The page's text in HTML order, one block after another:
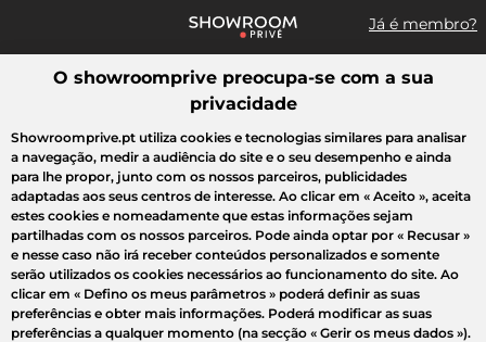
Já é membro?
Pesquisar uma marca, um artigo, uma venda...
Todas as vendas Moda Desporto Casa Criança Beleza
O showroomprive preocupa-se com a sua
privacidade
Showroomprive.pt utiliza cookies e tecnologias similares para analisar
a navegação, medir a audiência do site e o seu desempenho e ainda
para lhe propor, junto com os nossos parceiros, publicidades
adaptadas aos seus centros de interesse. Ao clicar em « Aceito », aceita
estes cookies e nomeadamente que estas informações sejam
partilhadas com os nossos parceiros. Pode ainda optar por « Recusar »
e nesse caso não irá receber conteúdos personalizados e somente
serão utilizados os cookies necessários ao funcionamento do site. Ao
clicar em « Defino os meus parâmetros » poderá definir as suas
preferências e obter mais informações. Poderá modificar as suas
preferências a qualquer momento (na secção « Gerir os meus dados »).